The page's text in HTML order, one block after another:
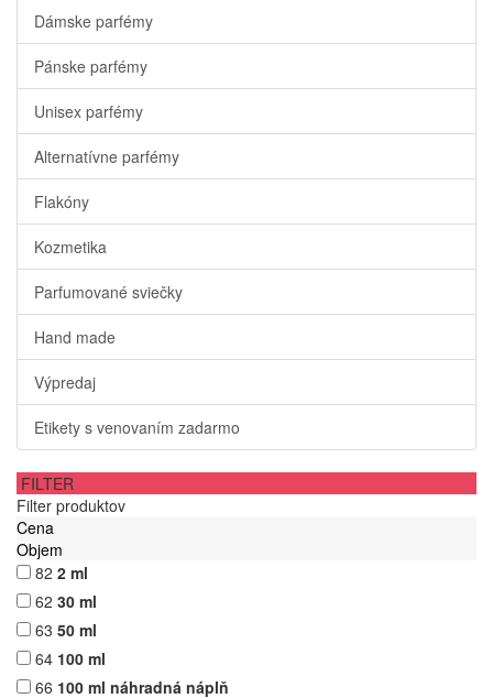
Dámske parfémy
Pánske parfémy
Unisex parfémy
Alternatívne parfémy
Flakóny
Kozmetika
Parfumované sviečky
Hand made
Výpredaj
Etikety s venovaním zadarmo
FILTER
Filter produktov
Cena
Objem
82 2 ml
62 30 ml
63 50 ml
64 100 ml
66 100 ml náhradná náplň